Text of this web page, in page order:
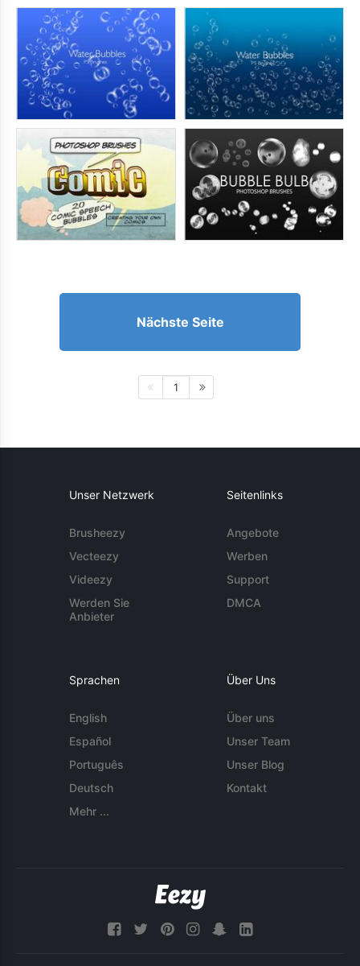
Nächste Seite
1
Unser Netzwerk
Brusheezy
Vecteezy
Videezy
Werden Sie
Anbieter
Seitenlinks
Angebote
Werben
Support
DMCA
Sprachen
English
Español
Português
Deutsch
Mehr ...
Über Uns
Über uns
Unser Team
Unser Blog
Kontakt